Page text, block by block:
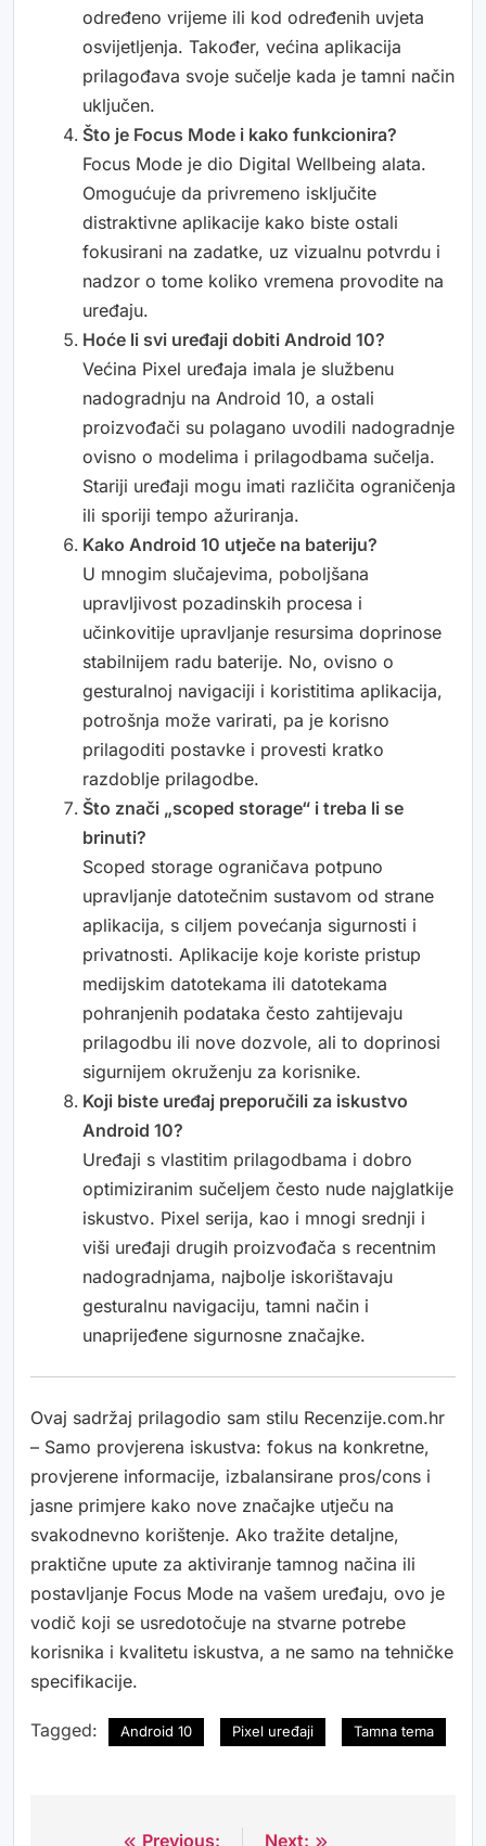
određeno vrijeme ili kod određenih uvjeta
osvijetljenja. Također, većina aplikacija
prilagođava svoje sučelje kada je tamni način
uključen.
Što je Focus Mode i kako funkcionira?
Focus Mode je dio Digital Wellbeing alata.
Omogućuje da privremeno isključite
distraktivne aplikacije kako biste ostali
fokusirani na zadatke, uz vizualnu potvrdu i
nadzor o tome koliko vremena provodite na
uređaju.
Hoće li svi uređaji dobiti Android 10?
Većina Pixel uređaja imala je službenu
nadogradnju na Android 10, a ostali
proizvođači su polagano uvodili nadogradnje
ovisno o modelima i prilagodbama sučelja.
Stariji uređaji mogu imati različita ograničenja
ili sporiji tempo ažuriranja.
Kako Android 10 utječe na bateriju?
U mnogim slučajevima, poboljšana
upravljivost pozadinskih procesa i
učinkovitije upravljanje resursima doprinose
stabilnijem radu baterije. No, ovisno o
gesturalnoj navigaciji i koristitima aplikacija,
potrošnja može varirati, pa je korisno
prilagoditi postavke i provesti kratko
razdoblje prilagodbe.
Što znači „scoped storage“ i treba li se
brinuti?
Scoped storage ograničava potpuno
upravljanje datotečnim sustavom od strane
aplikacija, s ciljem povećanja sigurnosti i
privatnosti. Aplikacije koje koriste pristup
medijskim datotekama ili datotekama
pohranjenih podataka često zahtijevaju
prilagodbu ili nove dozvole, ali to doprinosi
sigurnijem okruženju za korisnike.
Koji biste uređaj preporučili za iskustvo
Android 10?
Uređaji s vlastitim prilagodbama i dobro
optimiziranim sučeljem često nude najglatkije
iskustvo. Pixel serija, kao i mnogi srednji i
viši uređaji drugih proizvođača s recentnim
nadogradnjama, najbolje iskorištavaju
gesturalnu navigaciju, tamni način i
unaprijeđene sigurnosne značajke.
Ovaj sadržaj prilagodio sam stilu Recenzije.com.hr
– Samo provjerena iskustva: fokus na konkretne,
provjerene informacije, izbalansirane pros/cons i
jasne primjere kako nove značajke utječu na
svakodnevno korištenje. Ako tražite detaljne,
praktične upute za aktiviranje tamnog načina ili
postavljanje Focus Mode na vašem uređaju, ovo je
vodič koji se usredotočuje na stvarne potrebe
korisnika i kvalitetu iskustva, a ne samo na tehničke
specifikacije.
Tagged: Android 10 Pixel uređaji Tamna tema
Previous: Next: